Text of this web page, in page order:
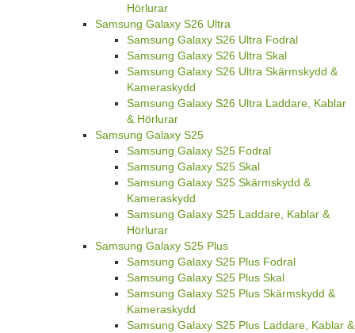
Hörlurar
Samsung Galaxy S26 Ultra
Samsung Galaxy S26 Ultra Fodral
Samsung Galaxy S26 Ultra Skal
Samsung Galaxy S26 Ultra Skärmskydd &
Kameraskydd
Samsung Galaxy S26 Ultra Laddare, Kablar
& Hörlurar
Samsung Galaxy S25
Samsung Galaxy S25 Fodral
Samsung Galaxy S25 Skal
Samsung Galaxy S25 Skärmskydd &
Kameraskydd
Samsung Galaxy S25 Laddare, Kablar &
Hörlurar
Samsung Galaxy S25 Plus
Samsung Galaxy S25 Plus Fodral
Samsung Galaxy S25 Plus Skal
Samsung Galaxy S25 Plus Skärmskydd &
Kameraskydd
Samsung Galaxy S25 Plus Laddare, Kablar &